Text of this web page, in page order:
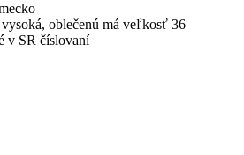
oblečenú má veľkosť 36
v SR číslovaní